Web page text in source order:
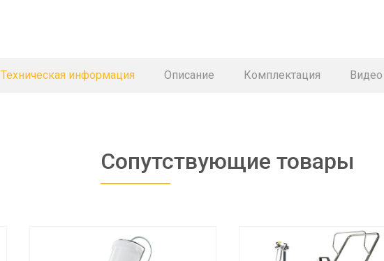
Техническая информация Описание Комплектация Видео
Сопутствующие товары